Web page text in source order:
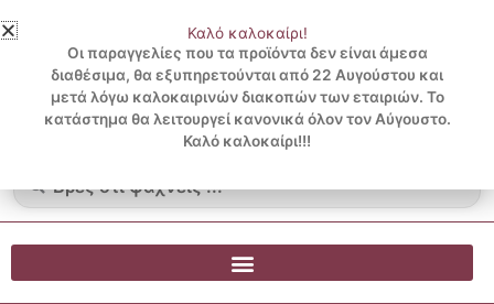
στο
περιεχόμενο
3 ΔΟΣΕΙΣ ΧΩΡΙΣ ΠΙΣΤΩΤΙΚΗ ΜΕ KLARNA
...
Λογαριασμός
Blog
0.00€
0
Cart
Καλό καλοκαίρι!
Οι παραγγελίες που τα προϊόντα δεν είναι άμεσα
διαθέσιμα, θα εξυπηρετούνται από 22 Αυγούστου και
μετά λόγω καλοκαιρινών διακοπών των εταιριών. Το
κατάστημα θα λειτουργεί κανονικά όλον τον Αύγουστο.
Καλό καλοκαίρι!!!